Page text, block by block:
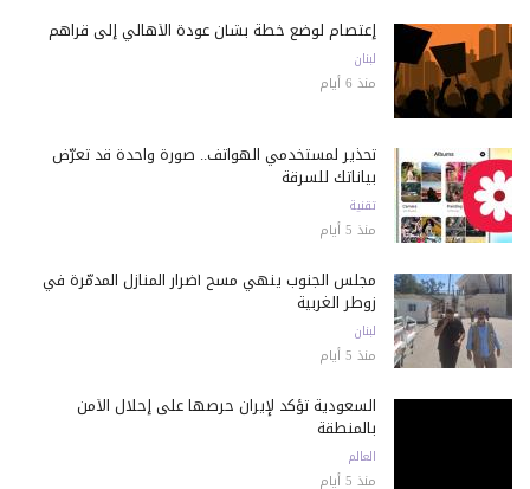
إعتصام لوضع خطة بشأن عودة الأهالي إلى قراهم
لبنان
منذ 6 أيام
تحذير لمستخدمي الهواتف.. صورة واحدة قد تعرّض
بياناتك للسرقة
تقنية
منذ 5 أيام
مجلس الجنوب ينهي مسح أضرار المنازل المدمّرة في
زوطر الغربية
لبنان
منذ 5 أيام
السعودية تؤكد لإيران حرصها على إحلال الأمن
بالمنطقة
العالم
منذ 5 أيام